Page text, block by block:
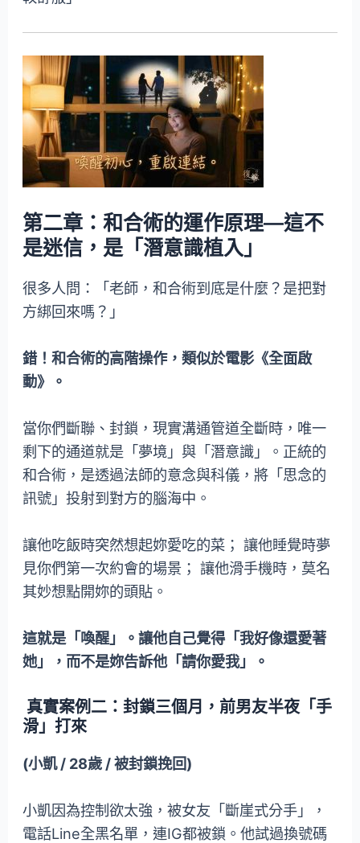
第二章：和合術的運作原理—這不
是迷信，是「潛意識植入」
很多人問：「老師，和合術到底是什麼？是把對
方綁回來嗎？」
錯！和合術的高階操作，類似於電影《全面啟
動》。
當你們斷聯、封鎖，現實溝通管道全斷時，唯一
剩下的通道就是「夢境」與「潛意識」。正統的
和合術，是透過法師的意念與科儀，將「思念的
訊號」投射到對方的腦海中。
讓他吃飯時突然想起妳愛吃的菜； 讓他睡覺時夢
見你們第一次約會的場景； 讓他滑手機時，莫名
其妙想點開妳的頭貼。
這就是「喚醒」。讓他自己覺得「我好像還愛著
她」，而不是妳告訴他「請你愛我」。
真實案例二：封鎖三個月，前男友半夜「手
滑」打來
(小凱 / 28歲 / 被封鎖挽回)
小凱因為控制欲太強，被女友「斷崖式分手」，
電話Line全黑名單，連IG都被鎖。他試過換號碼